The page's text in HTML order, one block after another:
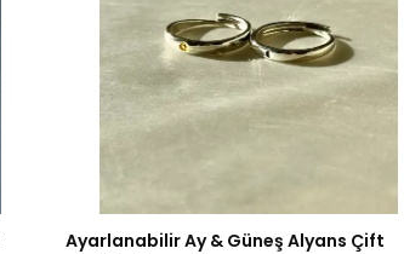
Ayarlanabilir Ay & Güneş Alyans Çift